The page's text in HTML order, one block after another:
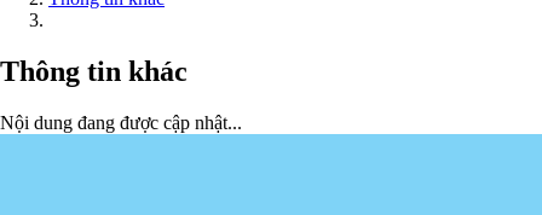
Thông tin khác
Nội dung đang được cập nhật...